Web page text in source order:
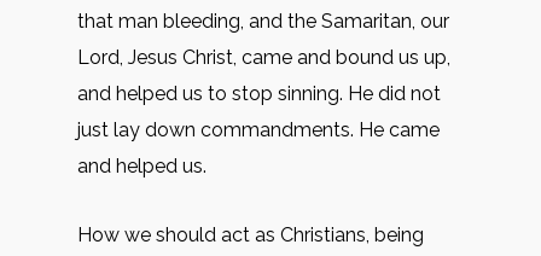
that man bleeding, and the Samaritan, our
Lord, Jesus Christ, came and bound us up,
and helped us to stop sinning. He did not
just lay down commandments. He came
and helped us.
How we should act as Christians, being